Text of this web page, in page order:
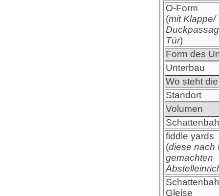
O-Form
(mit Klappe/
Tür)
Form des
Unterbau
Wo steht
Standort
Volumen
fiddle yards
(diese nach
gemachten
Gleise